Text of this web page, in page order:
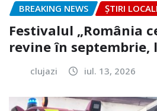
BREAKING NEWS ȘTIRI
Festivalul „România
revine în septembrie,
clujazi iul. 13, 2026